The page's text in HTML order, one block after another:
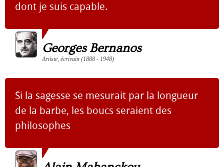
dont je suis capable.
Georges Bernanos
Artiste, écrivain (1888 - 1948)
Si la sagesse se mesurait par la longueur
de la barbe, les boucs seraient des
philosophes